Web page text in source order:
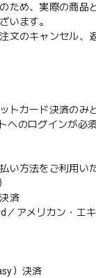
ため、実際の商品
います。
文のキャンセル、
トカード決済のみ
へのログインが必
い方法をご利用い
済
アメリカン・エキ
）決済